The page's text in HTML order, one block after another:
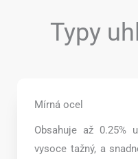
Typy
Mírná ocel
Obsahuje až 0.25%
vysoce tažný, a